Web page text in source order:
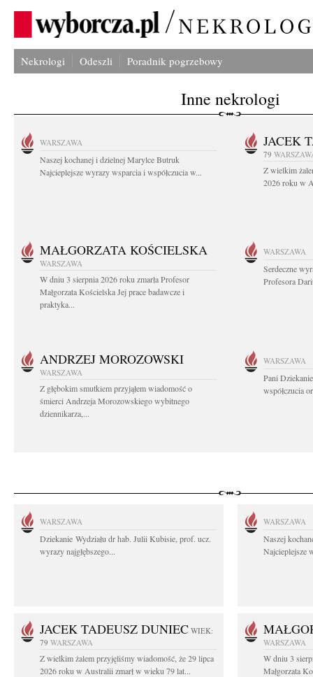
Nekrologi Odeszli Poradnik pogrzebowy
Inne nekrologi
WARSZAWA
Naszej kochanej i dzielnej Marylce Butruk
Najcieplejsze wyrazy wsparcia i współczucia w...
JACEK
79
Z wielkim
2026 roku w
MAŁGORZATA KOŚCIELSKA
WARSZAWA
W dniu 3 sierpnia 2026 roku zmarła Profesor
Małgorzata Kościelska Jej prace badawcze i
praktyka...
WARSZAWA
Serdeczne
Profesora
ANDRZEJ MOROZOWSKI
WARSZAWA
Z głębokim smutkiem przyjąłem wiadomość o
śmierci Andrzeja Morozowskiego wybitnego
dziennikarza,...
WARSZAWA
Pani
współczucia
WARSZAWA
Dziekanie Wydziału dr hab. Julii Kubisie, prof. ucz.
wyrazy najgłębszego...
WARSZAWA
Naszej
Najcieplejsze
JACEK TADEUSZ DUNIEC WIEK:
79 WARSZAWA
Z wielkim żalem przyjęliśmy wiadomość, że 29 lipca
2026 roku w Australii zmarł w wieku 79 lat...
WARSZAWA
W dniu 3
Małgorzata